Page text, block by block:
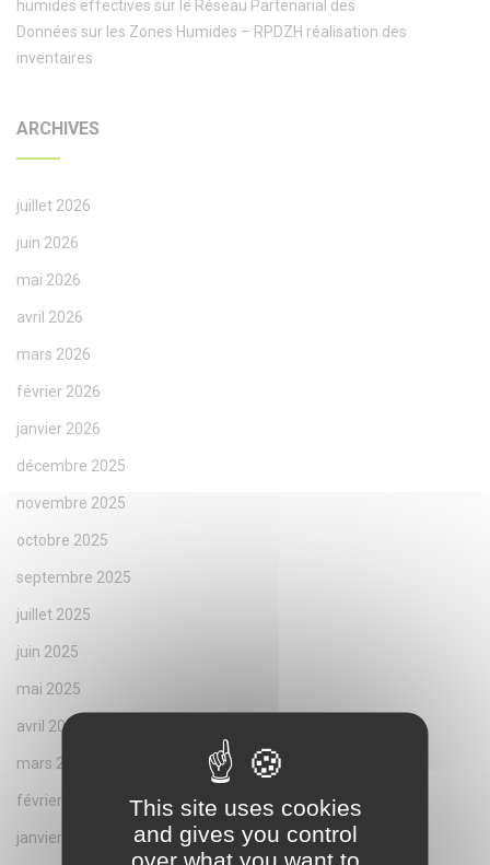
humides effectives sur le Réseau Partenarial des
Données sur les Zones Humides – RPDZH réalisation des
inventaires
ARCHIVES
juillet 2026
juin 2026
mai 2026
avril 2026
mars 2026
février 2026
janvier 2026
décembre 2025
novembre 2025
octobre 2025
septembre 2025
juillet 2025
juin 2025
mai 2025
avril 2025
mars 2025
février 2025
janvier 2025
This site uses cookies
and gives you control
over what you want to